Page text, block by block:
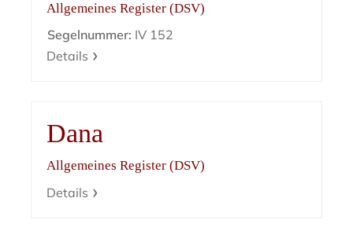
Allgemeines Register (DSV)
Segelnummer: IV 152
Details
Dana
Allgemeines Register (DSV)
Details